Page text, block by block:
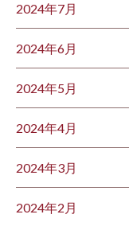
2024年7月
2024年6月
2024年5月
2024年4月
2024年3月
2024年2月